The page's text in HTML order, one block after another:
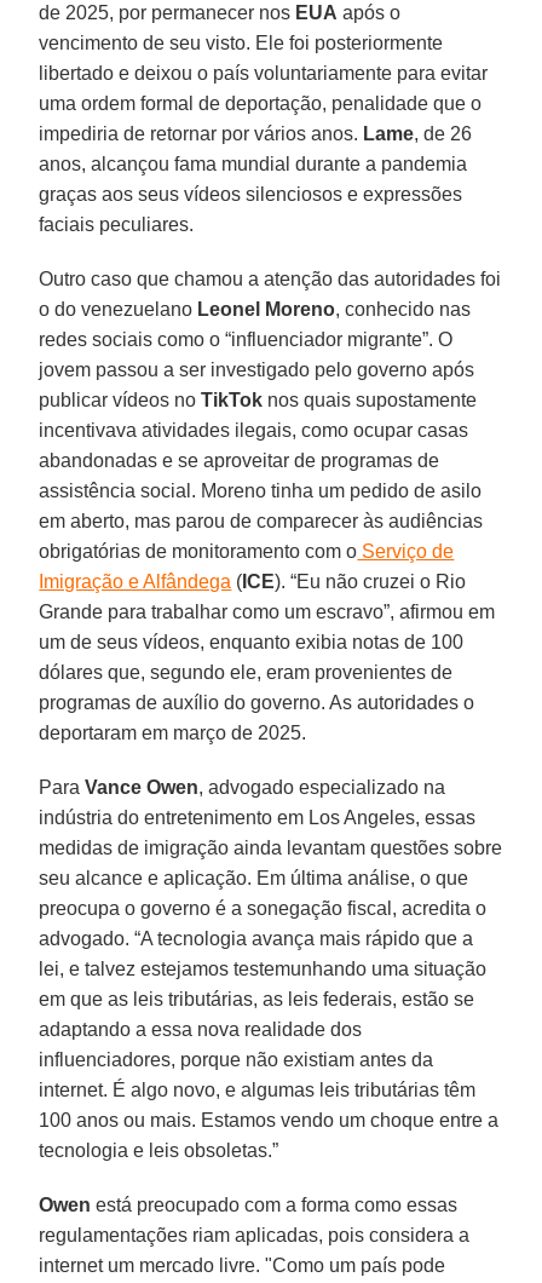
de 2025, por permanecer nos EUA após o
vencimento de seu visto. Ele foi posteriormente
libertado e deixou o país voluntariamente para evitar
uma ordem formal de deportação, penalidade que o
impediria de retornar por vários anos. Lame, de 26
anos, alcançou fama mundial durante a pandemia
graças aos seus vídeos silenciosos e expressões
faciais peculiares.
Outro caso que chamou a atenção das autoridades foi
o do venezuelano Leonel Moreno, conhecido nas
redes sociais como o “influenciador migrante”. O
jovem passou a ser investigado pelo governo após
publicar vídeos noTikTok nos quais supostamente
incentivava atividades ilegais, como ocupar casas
abandonadas e se aproveitar de programas de
assistência social. Moreno tinha um pedido de asilo
em aberto, mas parou de comparecer às audiências
obrigatórias de monitoramento com o Serviço de
Imigração e Alfândega ( ICE). “Eu não cruzei o Rio
Grande para trabalhar como um escravo”, afirmou em
um de seus vídeos, enquanto exibia notas de 100
dólares que, segundo ele, eram provenientes de
programas de auxílio do governo. As autoridades o
deportaram em março de 2025.
Para Vance Owen, advogado especializado na
indústria do entretenimento em Los Angeles, essas
medidas de imigração ainda levantam questões sobre
seu alcance e aplicação. Em última análise, o que
preocupa o governo é a sonegação fiscal, acredita o
advogado. “A tecnologia avança mais rápido que a
lei, e talvez estejamos testemunhando uma situação
em que as leis tributárias, as leis federais, estão se
adaptando a essa nova realidade dos
influenciadores, porque não existiam antes da
internet. É algo novo, e algumas leis tributárias têm
100 anos ou mais. Estamos vendo um choque entre a
tecnologia e leis obsoletas.”
Owen está preocupado com a forma como essas
regulamentações riam aplicadas, pois considera a
internet um mercado livre. "Como um país pode